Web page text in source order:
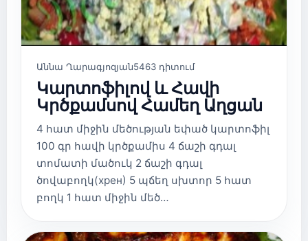
Աննա Ղարագյոզյան5463 դիտում
Կարտոֆիլով և Հավի
Կրծքամսով Համեղ Աղցան
4 հատ միջին մեծության եփած կարտոֆիլ
100 գր հավի կրծքամիս 4 ճաշի գդալ
տոմատի մածուկ 2 ճաշի գդալ
ծովաբողկ(хрен) 5 պճեղ սխտոր 5 հատ
բողկ 1 հատ միջին մեծ…